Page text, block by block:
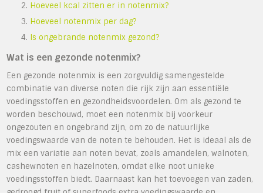
Hoeveel kcal zitten er in notenmix?
Hoeveel notenmix per dag?
Is ongebrande notenmix gezond?
Wat is een gezonde notenmix?
Een gezonde notenmix is een zorgvuldig samengestelde
combinatie van diverse noten die rijk zijn aan essentiële
voedingsstoffen en gezondheidsvoordelen. Om als gezond te
worden beschouwd, moet een notenmix bij voorkeur
ongezouten en ongebrand zijn, om zo de natuurlijke
voedingswaarde van de noten te behouden. Het is ideaal als de
mix een variatie aan noten bevat, zoals amandelen, walnoten,
cashewnoten en hazelnoten, omdat elke noot unieke
voedingsstoffen biedt. Daarnaast kan het toevoegen van zaden,